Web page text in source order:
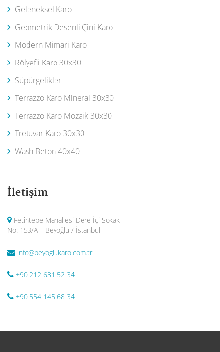
Geleneksel Karo
Geometrik Desenli Çini Karo
Modern Mimari Karo
Rölyefli Karo 30x30
Süpürgelikler
Terrazzo Karo Mineral 30x30
Terrazzo Karo Mozaik 30x30
Tretuvar Karo 30x30
Wash Beton 40x40
İletişim
Fetihtepe Mahallesi Dere İçi Sokak
No: 153/A – Beyoğlu / İstanbul
info@beyoglukaro.com.tr
+90 212 631 52 34
+90 554 145 68 34